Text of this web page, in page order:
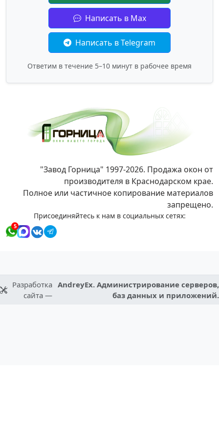
Написать в Max
Написать в Telegram
Ответим в течение 5–10 минут в рабочее время
"Завод Горница" 1997-2026. Продажа окон от
производителя в Краснодарском крае.
Полное или частичное копирование материалов
запрещено.
Присоединяйтесь к нам в социальных сетях:
5
Разработка
сайта —
AndreyEx. Администрирование серверов,
баз данных и приложений.